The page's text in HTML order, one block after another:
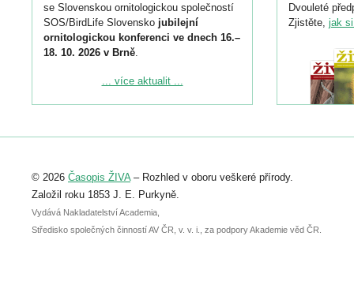
se Slovenskou ornitologickou společností
SOS/BirdLife Slovensko jubilejní
ornitologickou konferenci ve dnech 16.–
18. 10. 2026 v Brně.
Podrobnější informace ke konferenci
Registrovat se můžete do 6. září.
abstraktu přihlášené přednášky nebo
posteru je už 30. června.
... více aktualit ...
Dvouleté
Zjistěte, jak
© 2026 Časopis ŽIVA– Rozhled v oboru veškeré přírody.
Založil roku 1853 J. E. Purkyně.
Vydává Nakladatelství Academia,
Středisko společných činností AV ČR, v. v. i., za podpory Akademie věd ČR.